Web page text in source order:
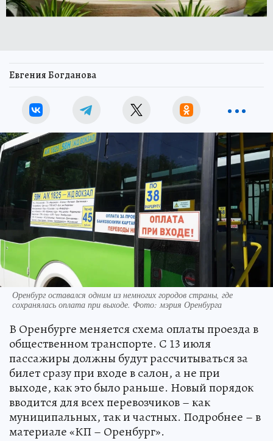
Евгения Богданова
Оренбург оставался одним из немногих городов страны, где
сохранялась оплата при выходе. Фото: мэрия Оренбурга
В Оренбурге меняется схема оплаты проезда в
общественном транспорте. С 13 июля
пассажиры должны будут рассчитываться за
билет сразу при входе в салон, а не при
выходе, как это было раньше. Новый порядок
вводится для всех перевозчиков – как
муниципальных, так и частных. Подробнее – в
материале «КП – Оренбург».